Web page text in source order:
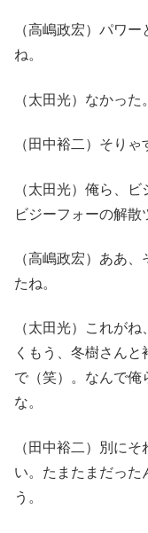
（高嶋政宏）パワ
ね。
（太田光）なかった
（田中裕二）そりゃ
（太田光）俺ら、
ビジーフォーの解散
（高嶋政宏）ああ
たね。
（太田光）これが
くもう、冬樹さん
で（笑）。なんで俺
な。
（田中裕二）別に
い。たまたまだった
う。